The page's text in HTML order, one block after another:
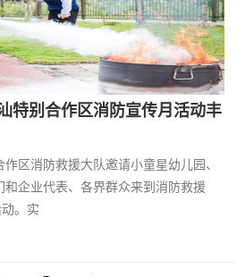
特别合作区消防宣传月活动丰
区消防救援大队邀请小童星幼儿园、
企业代表、各界群众来到消防救援
。实